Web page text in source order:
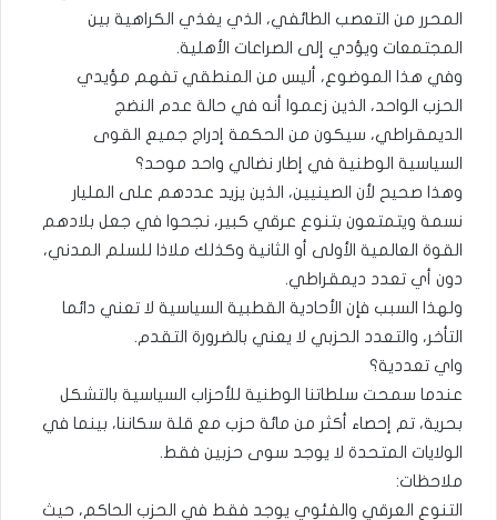
المحرر من التعصب الطائفي، الذي يغذي الكراهية بين
المجتمعات ويؤدي إلى الصراعات الأهلية.
وفي هذا الموضوع، أليس من المنطقي تفهم مؤيدي
الحزب الواحد، الذين زعموا أنه في حالة عدم النضج
الديمقراطي، سيكون من الحكمة إدراج جميع القوى
السياسية الوطنية في إطار نضالي واحد موحد؟
وهذا صحيح لأن الصينيين، الذين يزيد عددهم على المليار
نسمة ويتمتعون بتنوع عرقي كبير، نجحوا في جعل بلادهم
القوة العالمية الأولى أو الثانية وكذلك ملاذا للسلم المدني،
دون أي تعدد ديمقراطي.
ولهذا السبب فإن الأحادية القطبية السياسية لا تعني دائما
التأخر، والتعدد الحزبي لا يعني بالضرورة التقدم.
واي تعددية؟
عندما سمحت سلطاتنا الوطنية للأحزاب السياسية بالتشكل
بحرية، تم إحصاء أكثر من مائة حزب مع قلة سكاننا، بينما في
الولايات المتحدة لا يوجد سوى حزبين فقط.
ملاحظات:
التنوع العرقي والفئوي يوجد فقط في الحزب الحاكم، حيث